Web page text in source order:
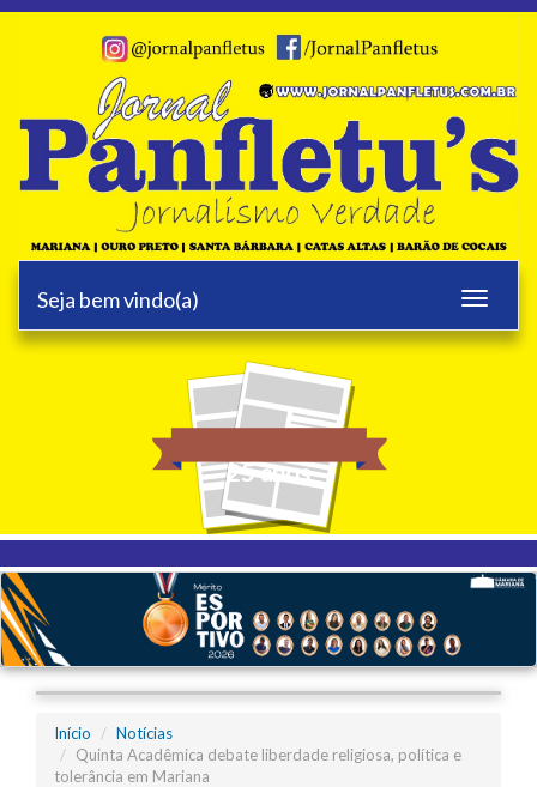
Toggle
Seja bem vindo(a)
25 anos
Início
Notícias
Quinta Acadêmica debate liberdade religiosa, política e
tolerância em Mariana